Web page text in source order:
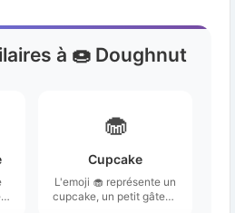
à 🍩 Doughnut
🧁
Cupcake
L'emoji 🧁 représente un
cupcake, un petit gâteau